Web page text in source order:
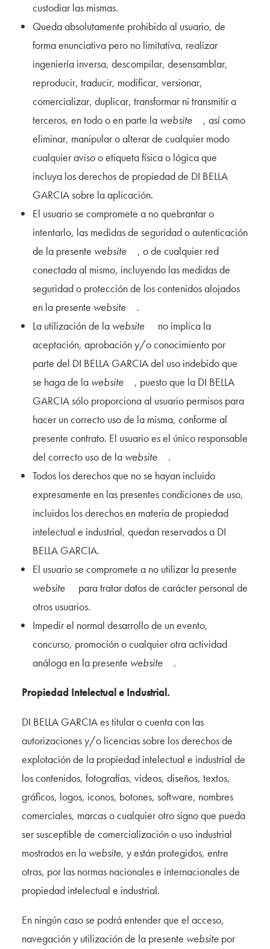
custodiar las mismas.
Queda absolutamente prohibido al usuario, de
forma enunciativa pero no limitativa, realizar
ingeniería inversa, descompilar, desensamblar,
reproducir, traducir, modificar, versionar,
comercializar, duplicar, transformar ni transmitir a
terceros, en todo o en parte la website
, así como
eliminar, manipular o alterar de cualquier modo
cualquier aviso o etiqueta física o lógica que
incluya los derechos de propiedad de DI BELLA
GARCIA sobre la aplicación.
El usuario se compromete a no quebrantar o
intentarlo, las medidas de seguridad o autenticación
de la presente website
, o de cualquier red
conectada al mismo, incluyendo las medidas de
seguridad o protección de los contenidos alojados
en la presente website
.
La utilización de la website
no implica la
aceptación, aprobación y/o conocimiento por
parte del DI BELLA GARCIA del uso indebido que
se haga de la website
, puesto que la DI BELLA
GARCIA sólo proporciona al usuario permisos para
hacer un correcto uso de la misma, conforme al
presente contrato. El usuario es el único responsable
del correcto uso de la website
.
Todos los derechos que no se hayan incluido
expresamente en las presentes condiciones de uso,
incluidos los derechos en materia de propiedad
intelectual e industrial, quedan reservados a DI
BELLA GARCIA.
El usuario se compromete a no utilizar la presente
website
para tratar datos de carácter personal de
otros usuarios.
Impedir el normal desarrollo de un evento,
concurso, promoción o cualquier otra actividad
análoga en la presente website .
Propiedad Intelectual e Industrial.
DI BELLA GARCIA es titular o cuenta con las
autorizaciones y/o licencias sobre los derechos de
explotación de la propiedad intelectual e industrial de
los contenidos, fotografías, videos, diseños, textos,
gráficos, logos, iconos, botones, software, nombres
comerciales, marcas o cualquier otro signo que pueda
ser susceptible de comercialización o uso industrial
mostrados en la website, y están protegidos, entre
otras, por las normas nacionales e internacionales de
propiedad intelectual e industrial.
En ningún caso se podrá entender que el acceso,
navegación y utilización de la presente website por